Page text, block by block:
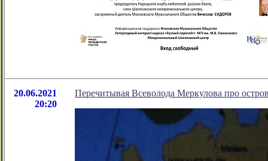
20.06.2021
20:20
Перечитывая Всеволода Меркулова про